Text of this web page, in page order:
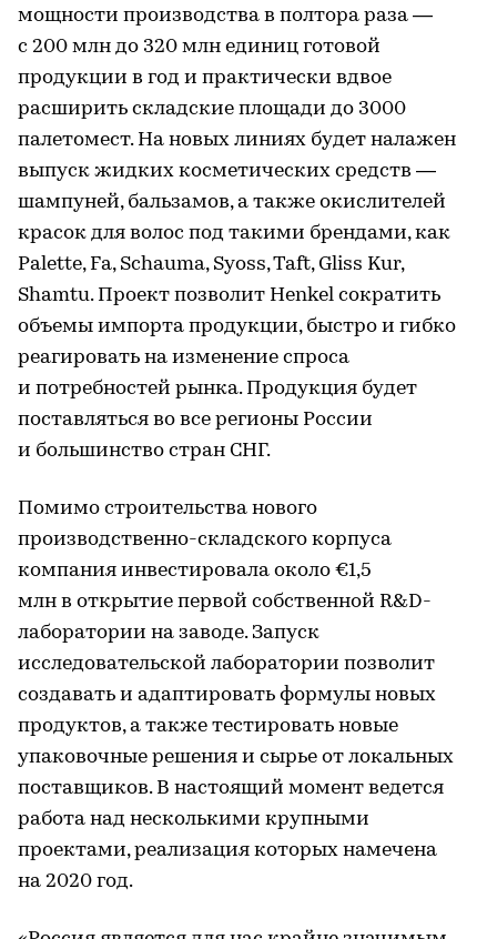
мощности производства в полтора раза —
с 200 млн до 320 млн единиц готовой
продукции в год и практически вдвое
расширить складские площади до 3000
палетомест. На новых линиях будет налажен
выпуск жидких косметических средств —
шампуней, бальзамов, а также окислителей
красок для волос под такими брендами, как
Palette, Fa, Schauma, Syoss, Taft, Gliss Kur,
Shamtu. Проект позволит Henkel сократить
объемы импорта продукции, быстро и гибко
реагировать на изменение спроса
и потребностей рынка. Продукция будет
поставляться во все регионы России
и большинство стран СНГ.
Помимо строительства нового
производственно-складского корпуса
компания инвестировала около €1,5
млн в открытие первой собственной R&D-
лаборатории на заводе. Запуск
исследовательской лаборатории позволит
создавать и адаптировать формулы новых
продуктов, а также тестировать новые
упаковочные решения и сырье от локальных
поставщиков. В настоящий момент ведется
работа над несколькими крупными
проектами, реализация которых намечена
на 2020 год.